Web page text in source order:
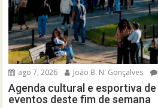
ago 7, 2026 João B. N. Gonçalves
Agenda cultural e esportiva
eventos deste fim de semana